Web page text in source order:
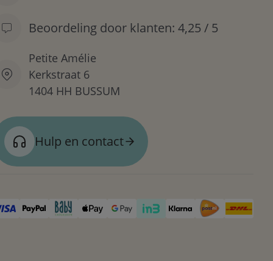
Beoordeling door klanten: 4,25 / 5
Petite Amélie
Kerkstraat 6
1404 HH BUSSUM
Hulp en contact